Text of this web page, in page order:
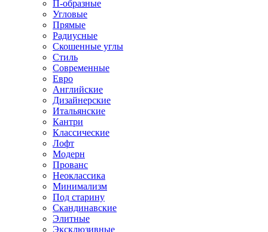
П-образные
Угловые
Прямые
Радиусные
Скошенные углы
Стиль
Современные
Евро
Английские
Дизайнерские
Итальянские
Кантри
Классические
Лофт
Модерн
Прованс
Неоклассика
Минимализм
Под старину
Скандинавские
Элитные
Эксклюзивные